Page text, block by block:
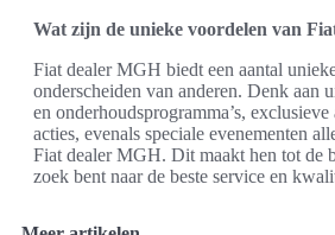
Wat zijn de unieke voordelen van
Fiat dealer MGH biedt een aantal
onderscheiden van anderen. Denk aan
en onderhoudsprogramma’s,
acties, evenals speciale evenementen
Fiat dealer MGH. Dit maakt hen tot de
zoek bent naar de beste service en